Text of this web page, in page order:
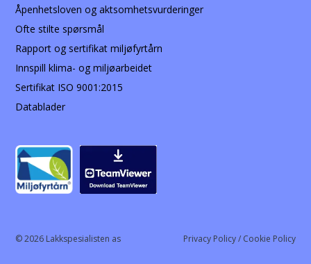
Åpenhetsloven og aktsomhetsvurderinger
Ofte stilte spørsmål
Rapport og sertifikat miljøfyrtårn
Innspill klima- og miljøarbeidet
Sertifikat ISO 9001:2015
Datablader
© 2026 Lakkspesialisten as Privacy Policy / Cookie Policy